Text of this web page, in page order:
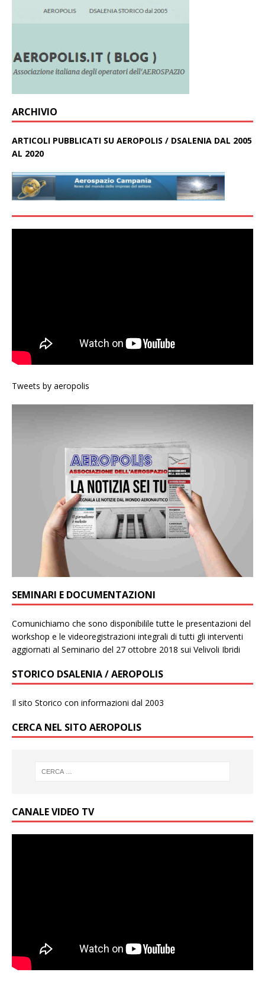
ARCHIVIO
ARTICOLI PUBBLICATI SU AEROPOLIS / DSALENIA DAL 2005
AL 2020
Tweets by aeropolis
SEMINARI E DOCUMENTAZIONI
Comunichiamo che sono disponibilile tutte le presentazioni del
workshop e le videoregistrazioni integrali di tutti gli interventi
aggiornati al Seminario del 27 ottobre 2018 sui Velivoli Ibridi
STORICO DSALENIA / AEROPOLIS
Il sito Storico con informazioni dal 2003
CERCA NEL SITO AEROPOLIS
CANALE VIDEO TV